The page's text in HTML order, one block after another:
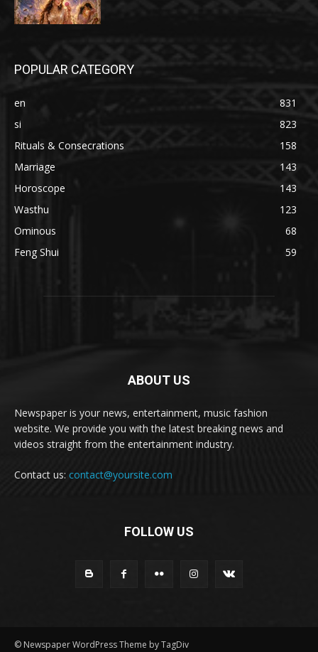
POPULAR CATEGORY
en
831
si
823
Rituals & Consecrations
158
Marriage
143
Horoscope
143
Wasthu
123
Ominous
68
Feng Shui
59
ABOUT US
Newspaper is your news, entertainment, music fashion
website. We provide you with the latest breaking news and
videos straight from the entertainment industry.
Contact us: contact@yoursite.com
FOLLOW US
© Newspaper WordPress Theme by TagDiv